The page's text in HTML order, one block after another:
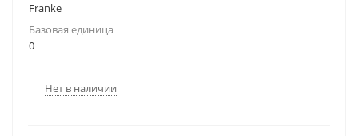
Franke
Базовая единица
0
Нет в наличии